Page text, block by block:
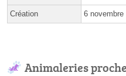
Création 6 novembre
Animaleries